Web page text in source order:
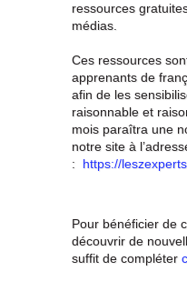
ressources
médias.
Ces ressources
apprenants de
afin de les
raisonnable et
mois paraîtra une
notre site à
: https://
Pour bénéficier de
découvrir de
suffit de compléter